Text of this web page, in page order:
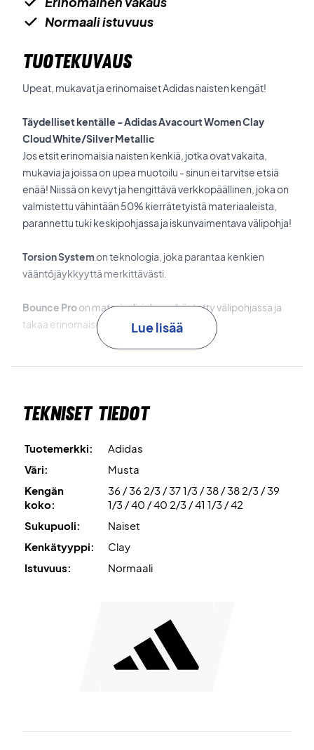
Normaali istuvuus
TUOTEKUVAUS
Upeat, mukavat ja erinomaiset Adidas naisten kengät!
Täydelliset kentälle - Adidas Avacourt Women Clay
Cloud White/Silver Metallic
Jos etsit erinomaisia naisten kenkiä, jotka ovat vakaita,
mukavia ja joissa on upea muotoilu - sinun ei tarvitse etsiä
enää! Niissä on kevyt ja hengittävä verkkopäällinen, joka on
valmistettu vähintään 50% kierrätetyistä materiaaleista,
parannettu tuki keskipohjassa ja iskunvaimentava välipohja!
Torsion Systemon teknologia, joka parantaa kenkien
vääntöjäykkyyttä merkittävästi.
Bounce Proon materiaali, joka on käytetty välipohjassa ja
takaa erinomaisen iskunvaimennuksen!
Lue lisää
Tekniset tiedot
Tuotemerkki:
Adidas
Väri:
Musta
Kengän
koko:
36 / 36 2/3 / 37 1/3 / 38 / 38 2/3 / 39
1/3 / 40 / 40 2/3 / 41 1/3 / 42
Sukupuoli:
Naiset
Kenkätyyppi:
Clay
Istuvuus:
Normaali